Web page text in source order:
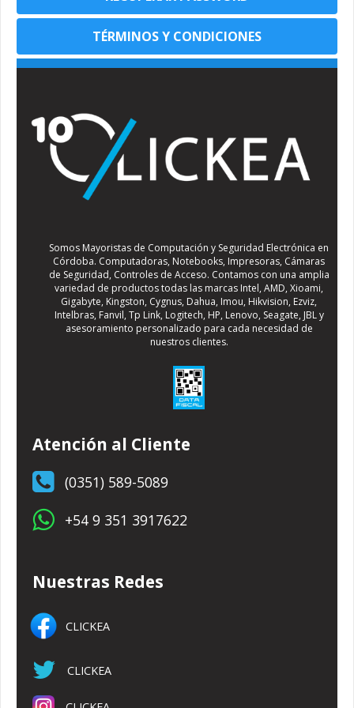
TÉRMINOS Y CONDICIONES
Somos Mayoristas de Computación y Seguridad Electrónica en
Córdoba. Computadoras, Notebooks, Impresoras, Cámaras
de Seguridad, Controles de Acceso. Contamos con una amplia
variedad de productos todas las marcas Intel, AMD, Xioami,
Gigabyte, Kingston, Cygnus, Dahua, Imou, Hikvision, Ezviz,
Intelbras, Fanvil, Tp Link, Logitech, HP, Lenovo, Seagate, JBL y
asesoramiento personalizado para cada necesidad de
nuestros clientes.
Atención al Cliente
(0351) 589-5089
+54 9 351 3917622
Nuestras Redes
CLICKEA
CLICKEA